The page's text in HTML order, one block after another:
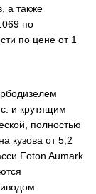
а также
по
по цене от 1
и крутящим
полностью
кузова от 5,2
Foton Aumark